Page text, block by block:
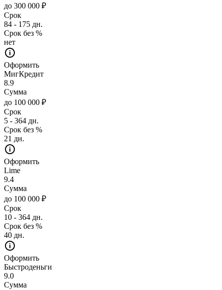
до 300 000 ₽
Срок
84 - 175 дн.
Срок без %
нет
Оформить
МигКредит
8.9
Сумма
до 100 000 ₽
Срок
5 - 364 дн.
Срок без %
21 дн.
Оформить
Lime
9.4
Сумма
до 100 000 ₽
Срок
10 - 364 дн.
Срок без %
40 дн.
Оформить
Быстроденьги
9.0
Сумма